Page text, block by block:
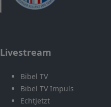
Livestream
Bibel TV
Bibel TV Impuls
EchtJetzt